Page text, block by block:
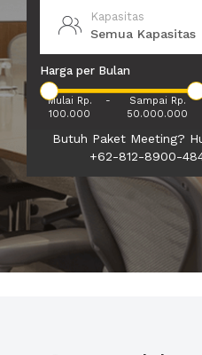
Kapasitas
Semua Kapasitas
Harga per Bulan
Mulai Rp.
100.000
-
Sampai Rp.
50.000.000
Butuh Paket Meeting?
+62-812-8900-